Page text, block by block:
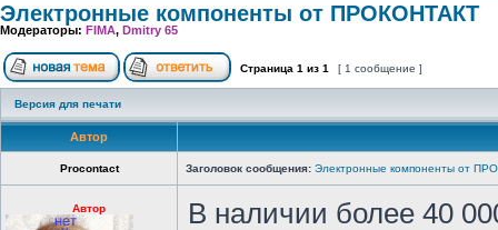
Электронные компоненты от ПРОКОНТАКТ
Модераторы: FIMA, Dmitry 65
Страница 1 из 1 [ 1 сообщение ]
Версия для печати
Автор
Procontact Заголовок сообщения: Электронные компоненты от
Автор
В наличии более 40